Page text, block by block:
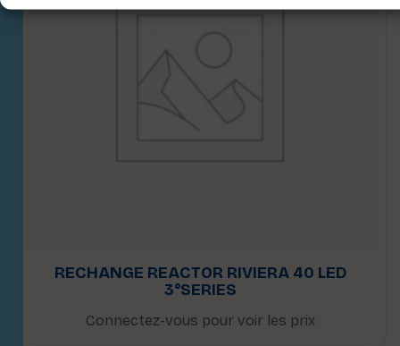
RECHANGE REACTOR RIVIERA 40 LED
3°SERIES
Connectez-vous pour voir les prix